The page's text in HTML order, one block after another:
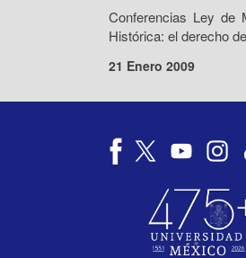
Conferencias Ley de
Histórica: el derecho
21 Enero 2009